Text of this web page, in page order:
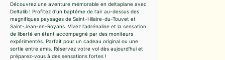
Découvrez une aventure mémorable en deltaplane avec
Deltalib ! Profitez d'un baptême de l'air au-dessus des
magnifiques paysages de Saint-Hilaire-du-Touvet et
Saint-Jean-en-Royans. Vivez l'adrénaline et la sensation
de liberté en étant accompagné par des moniteurs
expérimentés. Parfait pour un cadeau original ou une
sortie entre amis. Réservez votre vol dès aujourd'hui et
préparez-vous à des sensations fortes !